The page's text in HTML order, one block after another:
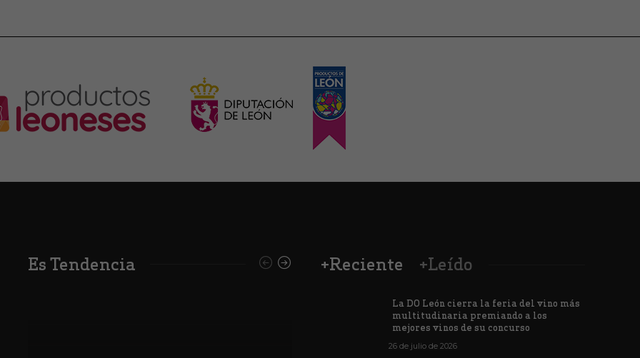
Es Tendencia +Reciente +Leído
La DO León cierra la feria del vino más
multitudinaria premiando a los
mejores vinos de su concurso
26 de julio de 2026